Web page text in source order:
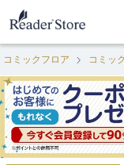
コミックフロア コミック